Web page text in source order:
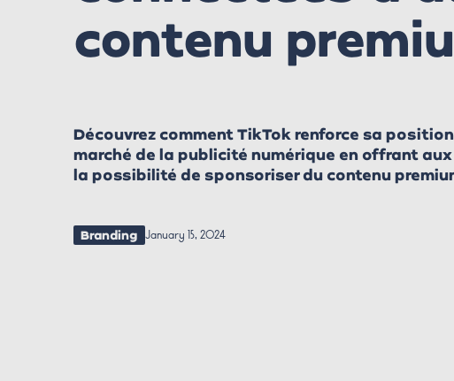
contenu
Découvrez comment TikTok renforce sa
marché de la publicité numérique en offrant
la possibilité de sponsoriser du contenu
Branding January 15, 2024